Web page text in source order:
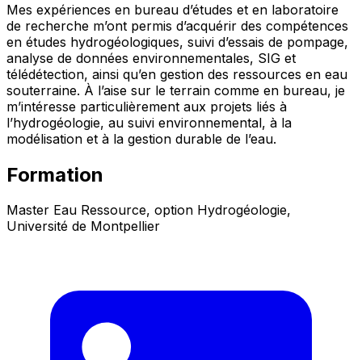
Mes expériences en bureau d’études et en laboratoire
de recherche m’ont permis d’acquérir des compétences
en études hydrogéologiques, suivi d’essais de pompage,
analyse de données environnementales, SIG et
télédétection, ainsi qu’en gestion des ressources en eau
souterraine. À l’aise sur le terrain comme en bureau, je
m’intéresse particulièrement aux projets liés à
l’hydrogéologie, au suivi environnemental, à la
modélisation et à la gestion durable de l’eau.
Formation
Master Eau Ressource, option Hydrogéologie,
Université de Montpellier